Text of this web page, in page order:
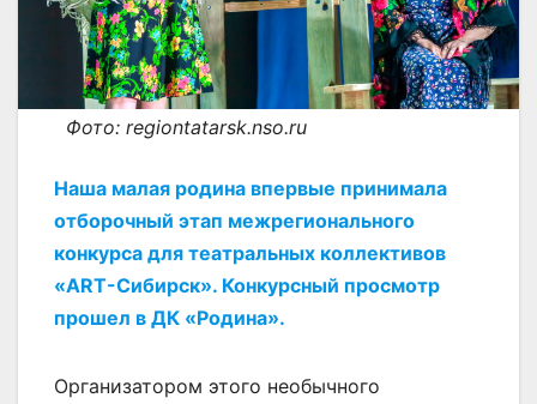
Фото: regiontatarsk.nso.ru
Наша малая родина впервые принимала
отборочный этап межрегионального
конкурса для театральных коллективов
«ART-Сибирск». Конкурсный просмотр
прошел в ДК «Родина».
Организатором этого необычного